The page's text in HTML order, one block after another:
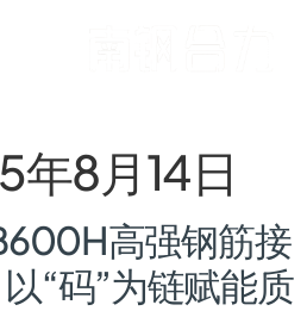
年8月14日
高强钢筋接
“码”为链赋能质